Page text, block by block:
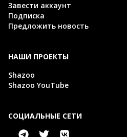
Завести аккаунт
Подписка
Предложить новость
НАШИ ПРОЕКТЫ
Shazoo
Shazoo YouTube
СОЦИАЛЬНЫЕ СЕТИ